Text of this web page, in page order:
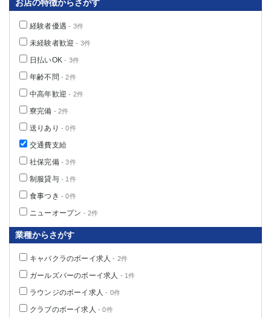
お店の特徴からさがす
経験者優遇 - 3件
未経験者歓迎 - 3件
日払いOK - 3件
年齢不問 - 2件
中高年歓迎 - 2件
寮完備 - 2件
送りあり - 0件
交通費支給
社保完備- 3件
制服貸与- 1件
食事つき - 0件
ニューオープン - 2件
業種からさがす
キャバクラのボーイ求人 - 2件
ガールズバーのボーイ求人 - 1件
ラウンジのボーイ求人 - 0件
クラブのボーイ求人 - 0件